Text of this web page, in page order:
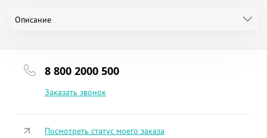
Описание
8 800 2000 500
Заказать звонок
Посмотреть статус моего заказа